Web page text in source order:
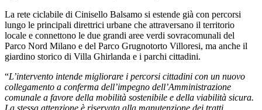
La rete ciclabile di Cinisello Balsamo si estende già con percorsi
lungo le principali direttrici urbane che attraversano il territorio
locale e connettono le due grandi aree verdi sovracomunali del
Parco Nord Milano e del Parco Grugnotorto Villoresi, ma anche il
giardino storico di Villa Ghirlanda e i parchi cittadini.
“L’intervento intende migliorare i percorsi cittadini con un nuovo
collegamento a conferma dell’impegno dell’Amministrazione
comunale a favore della mobilità sostenibile e della viabilità sicura.
La stessa attenzione è riservata alla manutenzione dei tratti